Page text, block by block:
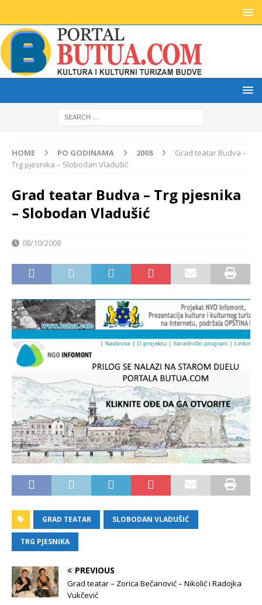
HOME PO GODINAMA 2008
Grad teatar Budva –
Trg pjesnika – Slobodan Vladušić
Grad teatar Budva – Trg pjesnika
– Slobodan Vladušić
08/10/2008
GRAD TEATAR SLOBODAN VLADUŠIĆ
TRG PJESNIKA
PREVIOUS
Grad teatar – Zorica Bečanović – Nikolić i Radojka
Vukčević